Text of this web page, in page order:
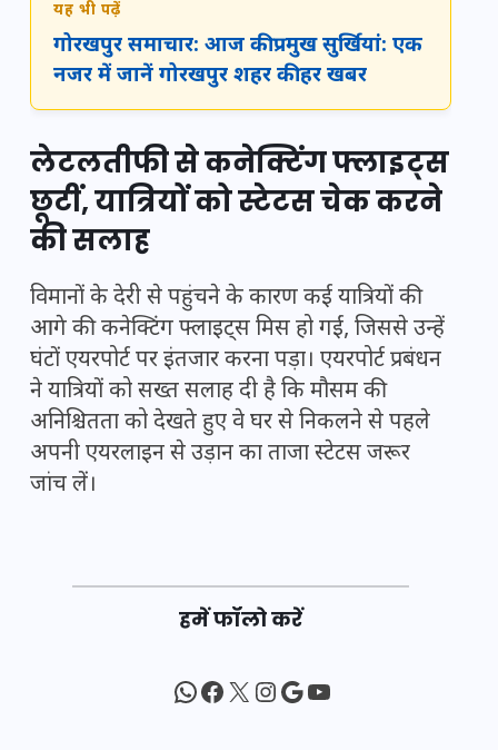
यह भी पढ़ें
गोरखपुर समाचार: आज की प्रमुख सुर्खियां: एक
नजर में जानें गोरखपुर शहर की हर खबर
लेटलतीफी से कनेक्टिंग फ्लाइट्स
छूटीं, यात्रियों को स्टेटस चेक करने
की सलाह
विमानों के देरी से पहुंचने के कारण कई यात्रियों की
आगे की कनेक्टिंग फ्लाइट्स मिस हो गईं, जिससे उन्हें
घंटों एयरपोर्ट पर इंतजार करना पड़ा। एयरपोर्ट प्रबंधन
ने यात्रियों को सख्त सलाह दी है कि मौसम की
अनिश्चितता को देखते हुए वे घर से निकलने से पहले
अपनी एयरलाइन से उड़ान का ताजा स्टेटस जरूर
जांच लें।
हमें फॉलो करें
WhatsApp
Facebook
X Instagram
Google
YouTube